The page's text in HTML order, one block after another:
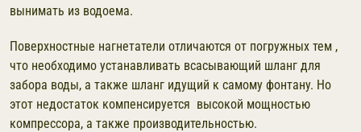
вынимать из водоема.
Поверхностные нагнетатели отличаются от погружных тем ,
что необходимо устанавливать всасывающий шланг для
забора воды, а также шланг идущий к самому фонтану. Но
этот недостаток компенсируется высокой мощностью
компрессора, а также производительностью.